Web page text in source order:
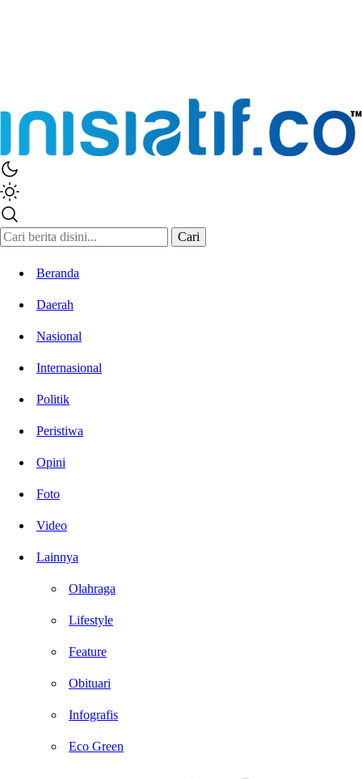
Inisiatif.co
Stay Connected Stay Informed
Cari
Beranda
Daerah
Nasional
Internasional
Politik
Peristiwa
Opini
Foto
Video
Lainnya
Olahraga
Lifestyle
Feature
Obituari
Infografis
Eco Green